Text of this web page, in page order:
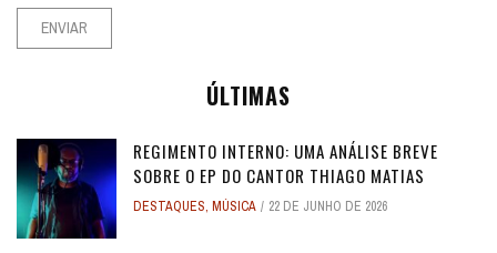
ÚLTIMAS
REGIMENTO INTERNO: UMA ANÁLISE BREVE
SOBRE O EP DO CANTOR THIAGO MATIAS
DESTAQUES, MÚSICA 22 DE JUNHO DE 2026